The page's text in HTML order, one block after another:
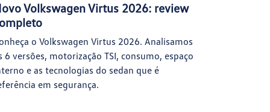
Volkswagen Virtus 2026: review
o Volkswagen Virtus 2026. Analisamos
6 versões, motorização TSI, consumo, espaço
e as tecnologias do sedan que é
em segurança.